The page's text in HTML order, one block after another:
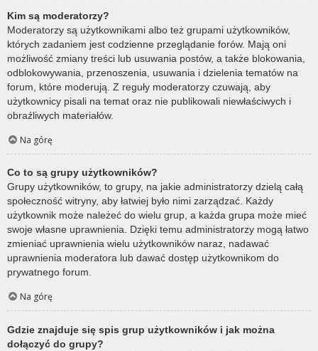
Kim są moderatorzy?
Moderatorzy są użytkownikami albo też grupami użytkowników,
których zadaniem jest codzienne przeglądanie forów. Mają oni
możliwość zmiany treści lub usuwania postów, a także blokowania,
odblokowywania, przenoszenia, usuwania i dzielenia tematów na
forum, które moderują. Z reguły moderatorzy czuwają, aby
użytkownicy pisali na temat oraz nie publikowali niewłaściwych i
obraźliwych materiałów.
Na górę
Co to są grupy użytkowników?
Grupy użytkowników, to grupy, na jakie administratorzy dzielą całą
społeczność witryny, aby łatwiej było nimi zarządzać. Każdy
użytkownik może należeć do wielu grup, a każda grupa może mieć
swoje własne uprawnienia. Dzięki temu administratorzy mogą łatwo
zmieniać uprawnienia wielu użytkowników naraz, nadawać
uprawnienia moderatora lub dawać dostęp użytkownikom do
prywatnego forum.
Na górę
Gdzie znajduje się spis grup użytkowników i jak można
dołączyć do grupy?